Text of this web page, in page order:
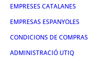
EMPRESES CATALANES
EMPRESAS ESPANYOLES
CONDICIONS DE COMPRAS
ADMINISTRACIÓ UTIQ